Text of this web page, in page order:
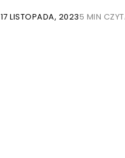
17 LISTOPADA, 20235 MIN